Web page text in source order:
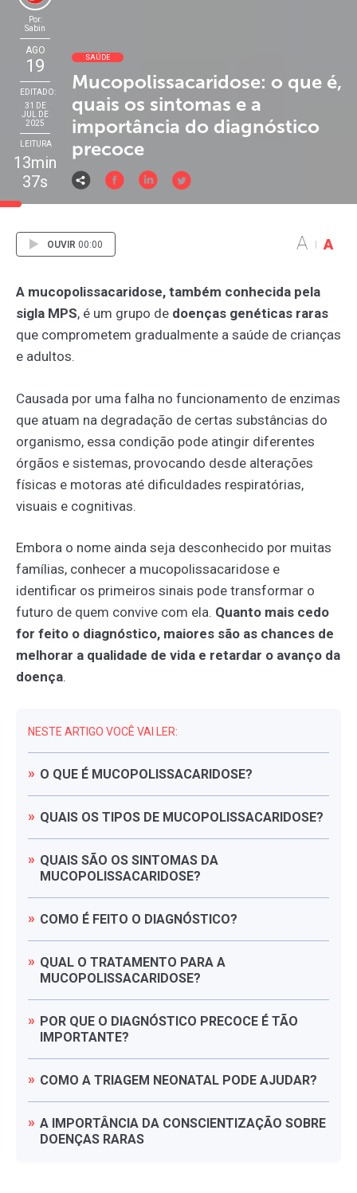
SAÚDE
Mucopolissacaridose: o que é,
quais os sintomas e a
importância do diagnóstico
precoce
Por:
Sabin
AGO
19
EDITADO:
31 DE
JUL DE
2025
LEITURA
13min
37s
OUVIR 00:00 A A
A mucopolissacaridose, também conhecida pela
sigla MPS, é um grupo de doenças genéticas raras
que comprometem gradualmente a saúde de crianças
e adultos.
Causada por uma falha no funcionamento de enzimas
que atuam na degradação de certas substâncias do
organismo, essa condição pode atingir diferentes
órgãos e sistemas, provocando desde alterações
físicas e motoras até dificuldades respiratórias,
visuais e cognitivas.
Embora o nome ainda seja desconhecido por muitas
famílias, conhecer a mucopolissacaridose e
identificar os primeiros sinais pode transformar o
futuro de quem convive com ela. Quanto mais cedo
for feito o diagnóstico, maiores são as chances de
melhorar a qualidade de vida e retardar o avanço da
doença.
NESTE ARTIGO VOCÊ VAI LER:
O QUE É MUCOPOLISSACARIDOSE?
QUAIS OS TIPOS DE MUCOPOLISSACARIDOSE?
QUAIS SÃO OS SINTOMAS DA
MUCOPOLISSACARIDOSE?
COMO É FEITO O DIAGNÓSTICO?
QUAL O TRATAMENTO PARA A
MUCOPOLISSACARIDOSE?
POR QUE O DIAGNÓSTICO PRECOCE É TÃO
IMPORTANTE?
COMO A TRIAGEM NEONATAL PODE AJUDAR?
A IMPORTÂNCIA DA CONSCIENTIZAÇÃO SOBRE
DOENÇAS RARAS